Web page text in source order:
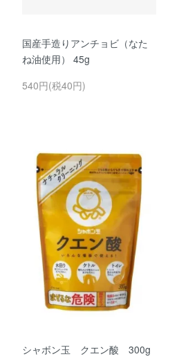
国産手造りアンチョビ（なた
ね油使用） 45g
540円(税40円)
シャボン玉 クエン酸 300g